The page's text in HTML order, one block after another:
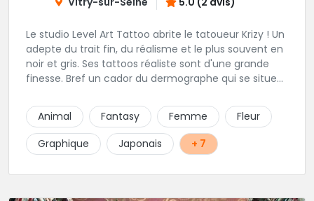
Le studio Level Art Tattoo abrite le tatoueur Krizy ! Un
adepte du trait fin, du réalisme et le plus souvent en
noir et gris. Ses tattoos réaliste sont d'une grande
finesse. Bref un cador du dermographe qui se situe
Animal
Fantasy Femme
Fleur
Graphique
Japonais + 7